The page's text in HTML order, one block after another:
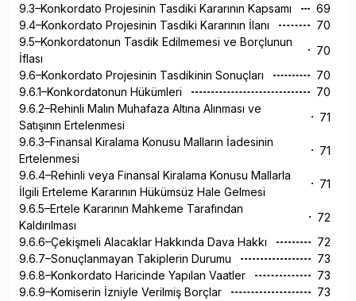
9.3–Konkordato Projesinin Tasdiki Kararının Kapsamı
69
9.4–Konkordato Projesinin Tasdiki Kararının İlanı
70
9.5–Konkordatonun Tasdik Edilmemesi ve Borçlunun
İflası
70
9.6–Konkordato Projesinin Tasdikinin Sonuçları
70
9.6.1–Konkordatonun Hükümleri
70
9.6.2–Rehinli Malın Muhafaza Altına Alınması ve
Satışının Ertelenmesi
71
9.6.3–Finansal Kiralama Konusu Malların İadesinin
Ertelenmesi
71
9.6.4–Rehinli veya Finansal Kiralama Konusu Mallarla
İlgili Erteleme Kararının Hükümsüz Hale Gelmesi
71
9.6.5–Ertele Kararının Mahkeme Tarafından
Kaldırılması
72
9.6.6–Çekişmeli Alacaklar Hakkında Dava Hakkı
72
9.6.7–Sonuçlanmayan Takiplerin Durumu
73
9.6.8–Konkordato Haricinde Yapılan Vaatler
73
9.6.9–Komiserin İzniyle Verilmiş Borçlar
73